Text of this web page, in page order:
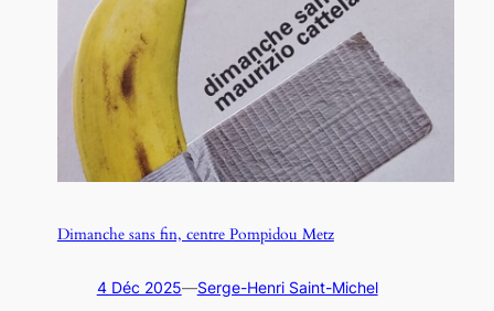
Dimanche sans fin, centre Pompidou Metz
4 Déc 2025—Serge-Henri Saint-Michel